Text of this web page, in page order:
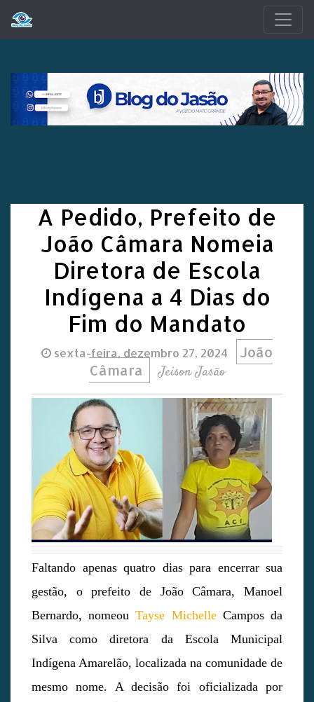
A Pedido, Prefeito de
João Câmara Nomeia
Diretora de Escola
Indígena a 4 Dias do
Fim do Mandato
sexta-feira, dezembro 27, 2024
João
Câmara
Jeison Jasão
Faltando apenas quatro dias para encerrar sua
gestão, o prefeito de João Câmara, Manoel
Bernardo, nomeouTayse MichelleCampos da
Silva como diretora da Escola Municipal
Indígena Amarelão, localizada na comunidade de
mesmo nome. A decisão foi oficializada por